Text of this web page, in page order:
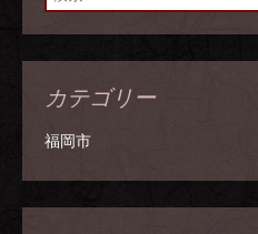
カテゴリー
福岡市